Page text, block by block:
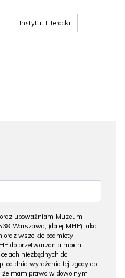
Instytut Literacki
upoważniam Muzeum
Warszawa, (dalej MHP) jako
oraz wszelkie podmioty
do przetwarzania moich
niezbędnych do
od dnia wyrażenia tej zgody do
że mam prawo w dowolnym